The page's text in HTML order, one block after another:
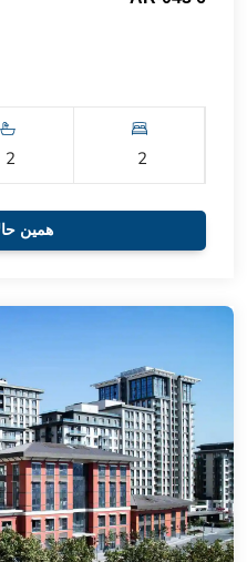
2
2
همین